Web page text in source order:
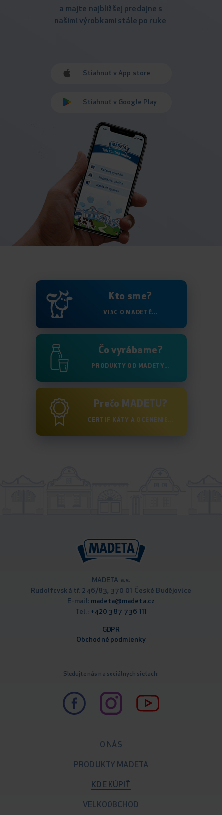
a majte najbližšej predajne s
našimi výrobkami stále po ruke.
Stiahnuť v App store
Stiahnuť v Google Play
Kto sme?
VIAC O MADETĚ...
Čo vyrábame?
PRODUKTY OD MADETY...
Prečo MADETU?
CERTIFIKÁTY A OCENENIE...
MADETA a.s.
Rudolfovská tř. 246/83, 370 01 České Budějovice
E-mail: madeta@madeta.cz
Tel.: +420 387 736 111
GDPR
Obchodné podmienky
Sledujte nás na sociálnych sieťach:
O NÁS
PRODUKTY MADETA
KDE KÚPIŤ
VELKOOBCHOD